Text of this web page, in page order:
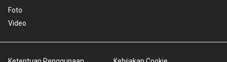
Foto
Video